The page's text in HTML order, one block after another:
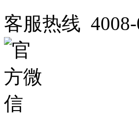
客服热线 4008-